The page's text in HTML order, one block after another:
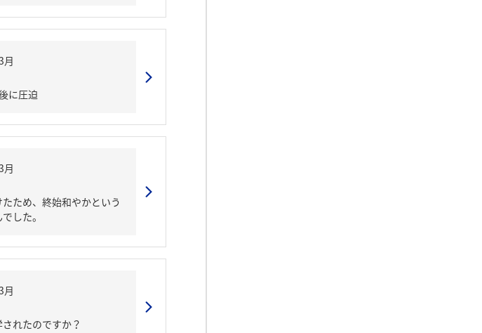
に圧迫
ため、終始和やかという
した。
れたのですか？